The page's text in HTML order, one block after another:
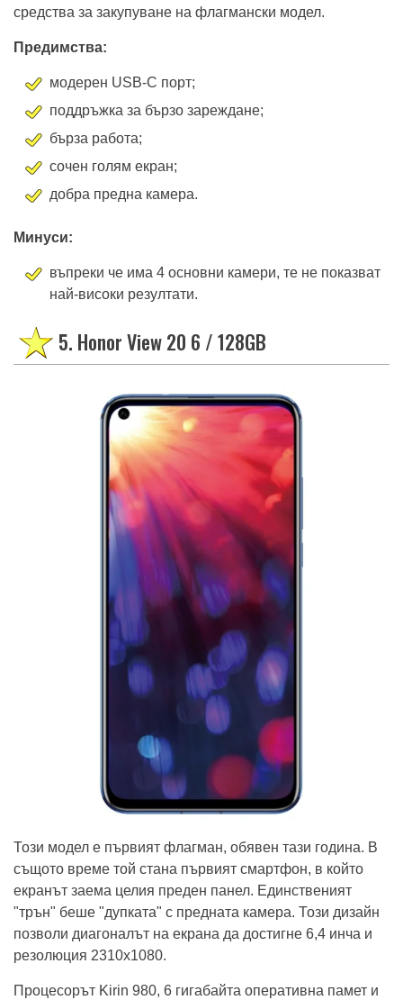
средства за закупуване на флагмански модел.
Предимства:
модерен USB-C порт;
поддръжка за бързо зареждане;
бърза работа;
сочен голям екран;
добра предна камера.
Минуси:
въпреки че има 4 основни камери, те не показват
най-високи резултати.
5. Honor View 20 6 / 128GB
Този модел е първият флагман, обявен тази година. В
същото време той стана първият смартфон, в който
екранът заема целия преден панел. Единственият
"трън" беше "дупката" с предната камера. Този дизайн
позволи диагоналът на екрана да достигне 6,4 инча и
резолюция 2310x1080.
Процесорът Kirin 980, 6 гигабайта оперативна памет и